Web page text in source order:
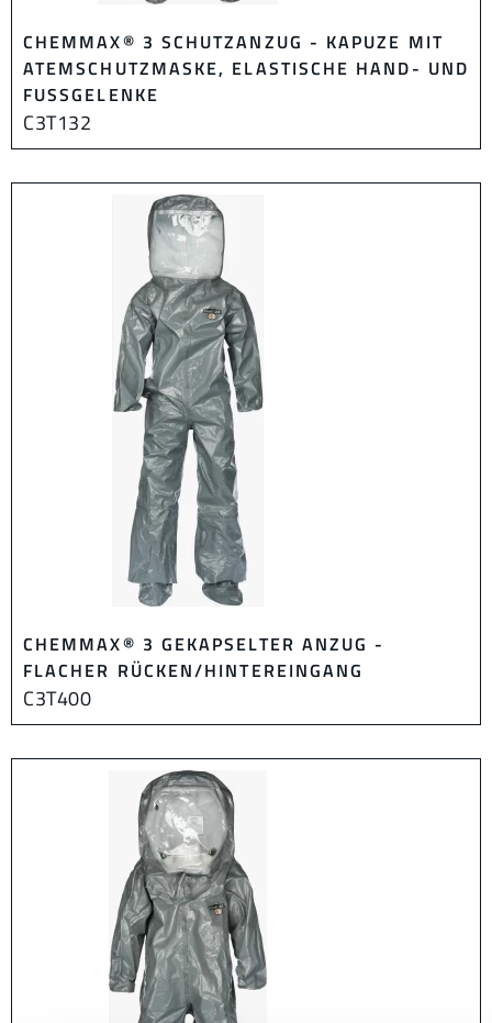
CHEMMAX® 3 SCHUTZANZUG - KAPUZE MIT
ATEMSCHUTZMASKE, ELASTISCHE HAND- UND
FUSSGELENKE
C3T132
CHEMMAX® 3 GEKAPSELTER ANZUG -
FLACHER RÜCKEN/HINTEREINGANG
C3T400